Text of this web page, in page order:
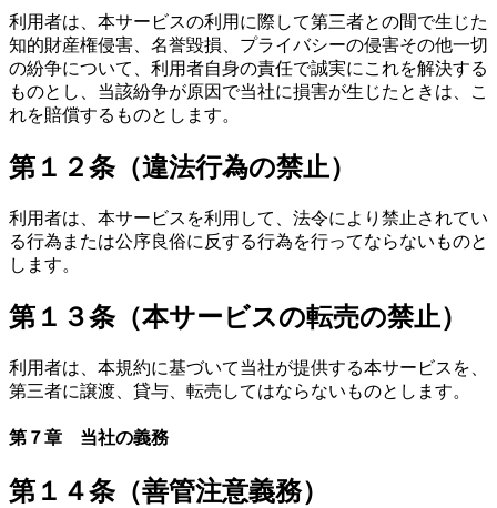
利用者は、本サービスの利用に際して第三者との間で生じた
知的財産権侵害、名誉毀損、プライバシーの侵害その他一切
の紛争について、利用者自身の責任で誠実にこれを解決する
ものとし、当該紛争が原因で当社に損害が生じたときは、こ
れを賠償するものとします。
第１２条（違法行為の禁止）
利用者は、本サービスを利用して、法令により禁止されてい
る行為または公序良俗に反する行為を行ってならないものと
します。
第１３条（本サービスの転売の禁止）
利用者は、本規約に基づいて当社が提供する本サービスを、
第三者に譲渡、貸与、転売してはならないものとします。
第７章 当社の義務
第１４条（善管注意義務）